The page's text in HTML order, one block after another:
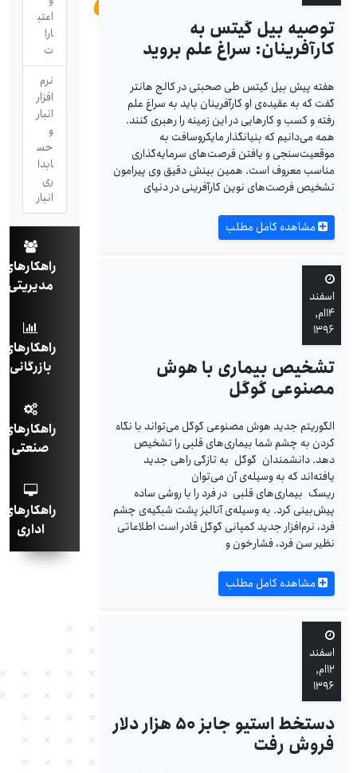
توصیه بیل گیتس به
کارآفرینان: سراغ علم بروید
هفته پیش بیل گیتس طی صحبتی در کالج هانتر
گفت که به عقیده‌ی او کارآفرینان باید به سراغ علم
رفته و کسب و کارهایی در این زمینه‌ را رهبری کنند.
همه می‌دانیم که بنیانگذار مایکروسافت به
موقعیت‌سنجی و یافتن فرصت‌های سرما‌یه‌گذاری
مناسب معروف است. همین بینش دقیق وی پیرامون
تشخیص فرصت‌های نوین کارآفرینی در دنیای
مشاهده کامل مطلب
اسفند
۱۴ام,
۱۳۹۶
تشخیص بیماری با هوش
مصنوعی گوگل
الگوریتم جدید هوش مصنوعی گوگل می‌تواند با نگاه
کردن به چشم شما بیماری‌های قلبی را تشخیص
دهد. دانشمندان گوگل به تازگی راهی جدید
یافته‌اند که به وسیله‌ی آن می‌توان
ریسک بیماری‌های قلبی در فرد را با روشی ساده
پیش‌بینی کرد. به وسیله‌ی آنالیز پشت شبکیه‌ی چشم
فرد، نرم‌افزار جدید کمپانی گوگل قادر است اطلاعاتی
نظیر سن فرد، فشارخون و
مشاهده کامل مطلب
اسفند
۱۲ام,
۱۳۹۶
دستخط استیو جابز ۵۰ هزار دلار
فروش رفت
اعتب
ارا
ت
نرم
افزار
انبار
حس
ابدا
ری
انبار
راهکارهای
مدیریتی
راهکارهای
بازرگانی
راهکارهای
صنعتی
راهکارهای
اداری